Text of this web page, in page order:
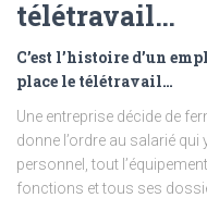
télétravail…
C’est l’histoire d’un
place le télétravail…
Une entreprise décide de
donne l’ordre au salarié
personnel, tout
fonctions et tous ses